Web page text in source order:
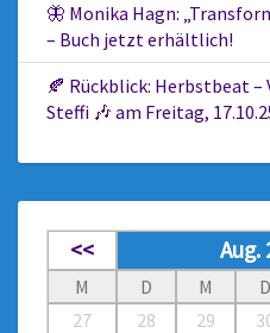
🦋 Monika Hagn:
– Buch jetzt erhältlich!
🍂 Rückblick: Herbstbeat
Steffi 🎶 am Freitag,
<< Aug.
M D M D
27
28 29